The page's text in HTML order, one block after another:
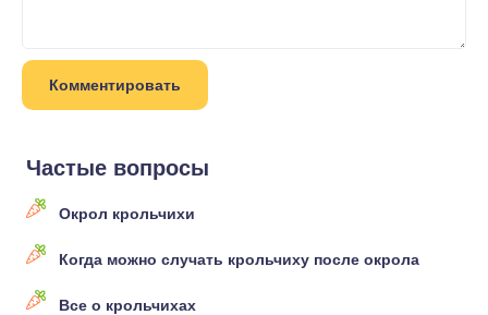
Частые вопросы
Окрол крольчихи
Когда можно случать крольчиху после окрола
Все о крольчихах